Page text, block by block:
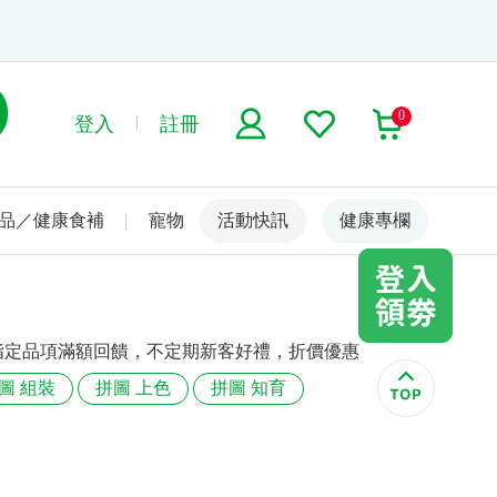
登入 註冊 0
／健康食補 寵物 名人嚴選
活動快訊 健康專欄
品項滿額回饋，不定期新客好禮，折價優惠
組裝
拼圖 上色 拼圖 知育